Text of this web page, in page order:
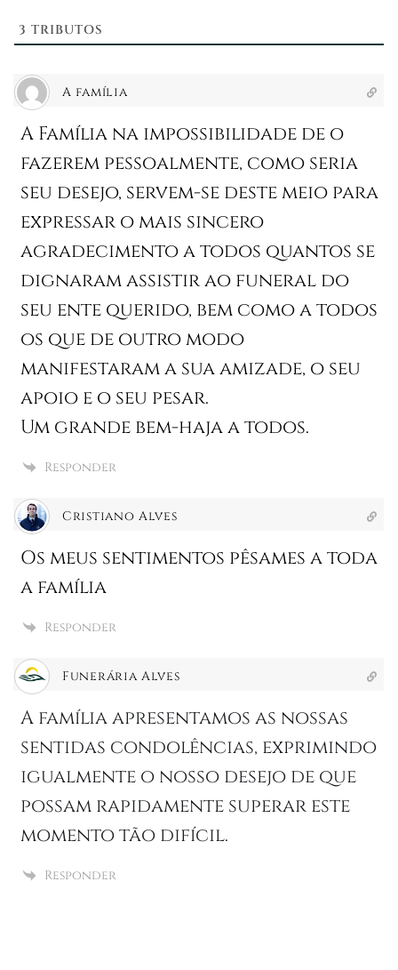
3 TRIBUTOS
A família
A Família na impossibilidade de o
fazerem pessoalmente, como seria
seu desejo, servem-se deste meio para
expressar o mais sincero
agradecimento a todos quantos se
dignaram assistir ao funeral do
seu ente querido, bem como a todos
os que de outro modo
manifestaram a sua amizade, o seu
apoio e o seu pesar.
Um grande bem-haja a todos.
Responder
Cristiano Alves
Os meus sentimentos pêsames a toda
a família
Responder
Funerária Alves
A família apresentamos as nossas
sentidas condolências, exprimindo
igualmente o nosso desejo de que
possam rapidamente superar este
momento tão difícil.
Responder